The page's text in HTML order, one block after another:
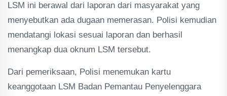
LSM ini berawal dari laporan dari masyarakat yang
menyebutkan ada dugaan memerasan. Polisi kemudian
mendatangi lokasi sesuai laporan dan berhasil
menangkap dua oknum LSM tersebut.
Dari pemeriksaan, Polisi menemukan kartu
keanggotaan LSM Badan Pemantau Penyelenggara